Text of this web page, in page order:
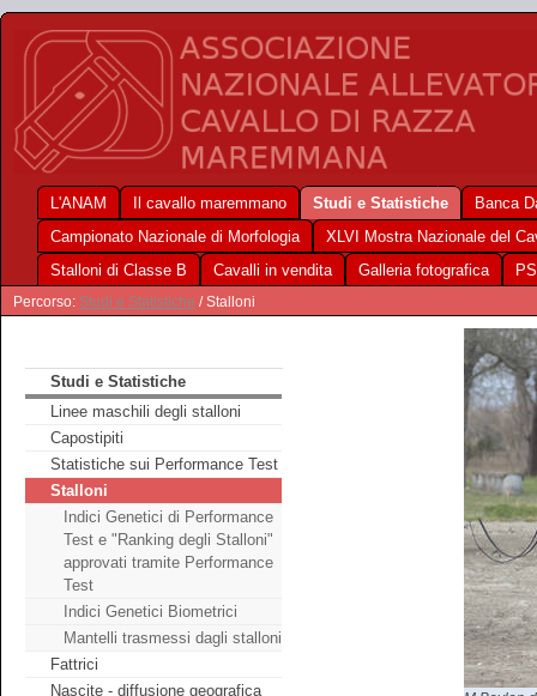
L'ANAM Il cavallo maremmano Studi e Statistiche
Banca
Campionato Nazionale di Morfologia
XLVI Mostra Nazionale del
Stalloni di Classe B
Cavalli in vendita Galleria fotografica
Percorso: Studi e Statistiche / Stalloni
Studi e Statistiche
Linee maschili degli stalloni
Capostipiti
Statistiche sui Performance Test
Stalloni
Indici Genetici di Performance
Test e "Ranking degli Stalloni"
approvati tramite Performance
Test
Indici Genetici Biometrici
Mantelli trasmessi dagli stalloni
Fattrici
Nascite - diffusione geografica